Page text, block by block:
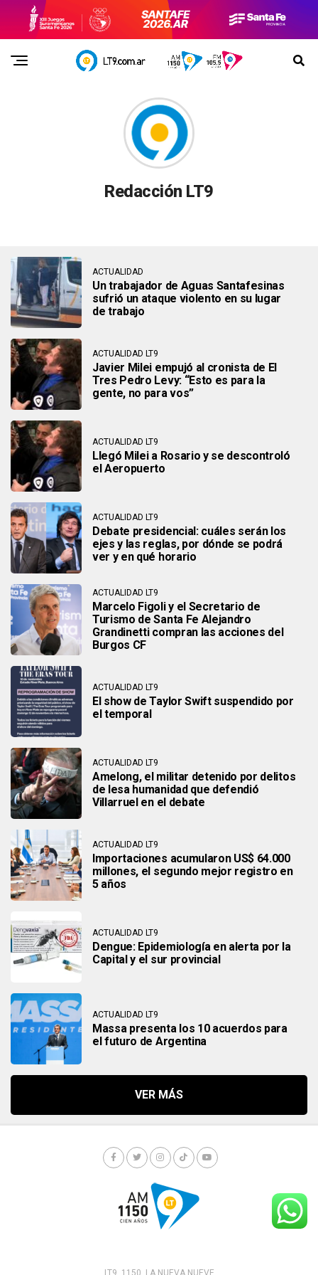
Redacción LT9
ACTUALIDAD
Un trabajador de Aguas Santafesinas
sufrió un ataque violento en su lugar
de trabajo
ACTUALIDAD LT9
Javier Milei empujó al cronista de El
Tres Pedro Levy: “Esto es para la
gente, no para vos”
ACTUALIDAD LT9
Llegó Milei a Rosario y se descontroló
el Aeropuerto
ACTUALIDAD LT9
Debate presidencial: cuáles serán los
ejes y las reglas, por dónde se podrá
ver y en qué horario
ACTUALIDAD LT9
Marcelo Figoli y el Secretario de
Turismo de Santa Fe Alejandro
Grandinetti compran las acciones del
Burgos CF
ACTUALIDAD LT9
El show de Taylor Swift suspendido por
el temporal
ACTUALIDAD LT9
Amelong, el militar detenido por delitos
de lesa humanidad que defendió
Villarruel en el debate
ACTUALIDAD LT9
Importaciones acumularon US$ 64.000
millones, el segundo mejor registro en
5 años
ACTUALIDAD LT9
Dengue: Epidemiología en alerta por la
Capital y el sur provincial
ACTUALIDAD LT9
Massa presenta los 10 acuerdos para
el futuro de Argentina